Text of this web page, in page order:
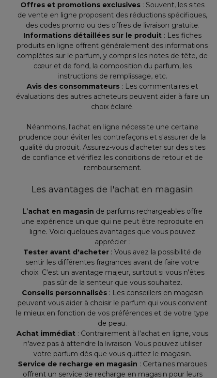
Offres et promotions exclusives : Souvent, les sites
de vente en ligne proposent des réductions spécifiques,
des codes promo ou des offres de livraison gratuite.
Informations détaillées sur le produit : Les fiches
produits en ligne offrent généralement des informations
complètes sur le parfum, y compris les notes de tête, de
cœur et de fond, la composition du parfum, les
instructions de remplissage, etc.
Avis des consommateurs : Les commentaires et
évaluations des autres acheteurs peuvent aider à faire un
choix éclairé.
Néanmoins, l'achat en ligne nécessite une certaine
prudence pour éviter les contrefaçons et s'assurer de la
qualité du produit. Assurez-vous d'acheter sur des sites
de confiance et vérifiez les conditions de retour et de
remboursement.
Les avantages de l'achat en magasin
L'achat en magasin de parfums rechargeables offre
une expérience unique qui ne peut être reproduite en
ligne. Voici quelques avantages que vous pouvez
apprécier :
Tester avant d'acheter : Vous avez la possibilité de
sentir les différentes fragrances avant de faire votre
choix. C'est un avantage majeur, surtout si vous n'êtes
pas sûr de la senteur que vous souhaitez.
Conseils personnalisés : Les conseillers en magasin
peuvent vous aider à choisir le parfum qui vous convient
le mieux en fonction de vos préférences et de votre type
de peau.
Achat immédiat : Contrairement à l'achat en ligne, vous
n'avez pas à attendre la livraison. Vous pouvez utiliser
votre parfum dès que vous quittez le magasin.
Service de recharge en magasin : Certaines marques
offrent un service de recharge en magasin pour leurs